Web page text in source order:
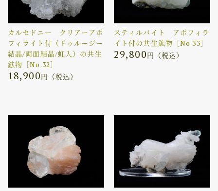
カルセドニー クリアーアポ
フィライト付（ドゥルージー
結晶/両面結晶/虹入）の共生
鉱物［No.32］
18,900円（税込）
スティルバイト アポフィラ
イト付の共生鉱物［No.33］
29,800円（税込）